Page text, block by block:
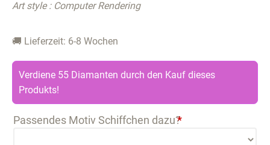
Art style : Computer Rendering
🚚 Lieferzeit: 6-8 Wochen
Verdiene 55 Diamanten durch den Kauf dieses
Produkts!
Passendes Motiv Schiffchen dazu?*